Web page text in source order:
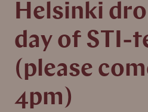
Helsinki
day of STI-
(please
4pm)